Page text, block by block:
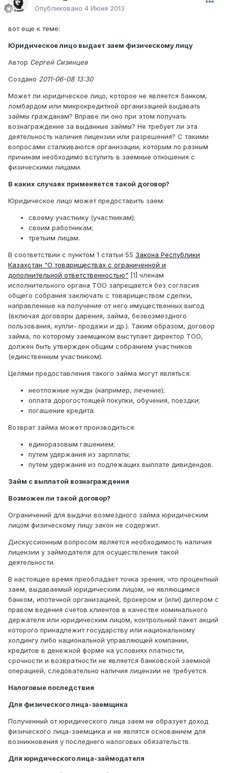
Опубликовано 4 Июня 2013
вот еще к теме:
Юридическое лицо выдает заем физическому лицу
Автор Сергей Сизинцев
Создано 2011-06-08 13:30
Может ли юридическое лицо, которое не является банком,
ломбардом или микрокредитной организацией выдавать
займы гражданам? Вправе ли оно при этом получать
вознаграждение за выданные займы? Не требует ли эта
деятельность наличия лицензии или разрешения? С такими
вопросами сталкиваются организации, которым по разным
причинам необходимо вступить в заемные отношения с
физическими лицами.
В каких случаях применяется такой договор?
Юридическое лицо может предоставить заем:
своему участнику (участникам);
своим работникам;
третьим лицам.
В соответствии с пунктом 1 статьи 55 Закона Республики
Казахстан "О товариществах с ограниченной и
дополнительной ответственностью" [1] членам
исполнительного органа ТОО запрещается без согласия
общего собрания заключать с товариществом сделки,
направленные на получение от него имущественных выгод
(включая договоры дарения, займа, безвозмездного
пользования, купли- продажи и др.). Таким образом, договор
займа, по которому заемщиком выступает директор ТОО,
должен быть утвержден общим собранием участников
(единственным участником).
Целями предоставления такого займа могут являться:
неотложные нужды (например, лечение);
оплата дорогостоящей покупки, обучения, поездки;
погашение кредита.
Возврат займа может производиться:
единоразовым гашением;
путем удержания из зарплаты;
путем удержания из подлежащих выплате дивидендов.
Займ с выплатой вознаграждения
Возможен ли такой договор?
Ограничений для выдачи возмездного займа юридическим
лицом физическому лицу закон не содержит.
Дискуссионным вопросом является необходимость наличия
лицензии у займодателя для осуществления такой
деятельности.
В настоящее время преобладает точка зрения, что процентный
заем, выдаваемый юридическим лицом, не являющимся
банком, ипотечной организацией, брокером и (или) дилером с
правом ведения счетов клиентов в качестве номинального
держателя или юридическим лицом, контрольный пакет акций
которого принадлежит государству или национальному
холдингу либо национальной управляющей компании,
кредитов в денежной форме на условиях платности,
срочности и возвратности не является банковской заемной
операцией, следовательно наличия лицензии не требуется.
Налоговые последствия
Для физического лица-заемщика
Полученный от юридического лица заем не образует доход
физического лица-заемщика и не являтся основанием для
возникновения у последнего налоговых обязательств.
Для юридического лица-займодателя